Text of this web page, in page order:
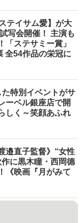
テイサム愛】が大
写会開催！ 主演も
「ステサミー賞」
全54作品の栄冠に
特別イベントがサ
ーベル銀座店で開
しく～笑顔あふれ
邉直子監督》“女性
に黒木瞳・西岡德
《映画『月がみて